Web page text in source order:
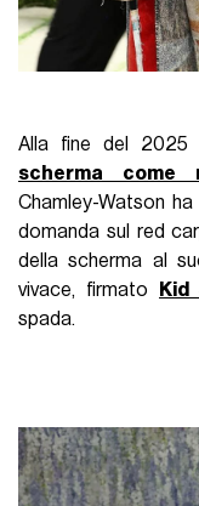
Alla fine del 2025
scherma come
Chamley-Watson
domanda sul red
della scherma al
vivace, firmato
Kid
spada.